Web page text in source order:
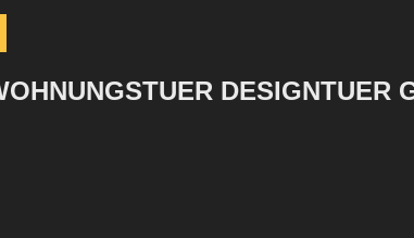
DESIGNTUER